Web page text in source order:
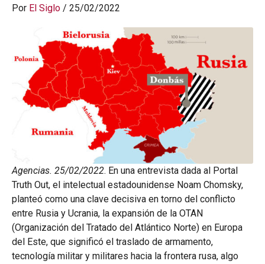
Por El Siglo / 25/02/2022
Agencias. 25/02/2022. En una entrevista dada al Portal
Truth Out, el intelectual estadounidense Noam Chomsky,
planteó como una clave decisiva en torno del conflicto
entre Rusia y Ucrania, la expansión de la OTAN
(Organización del Tratado del Atlántico Norte) en Europa
del Este, que significó el traslado de armamento,
tecnología militar y militares hacia la frontera rusa, algo